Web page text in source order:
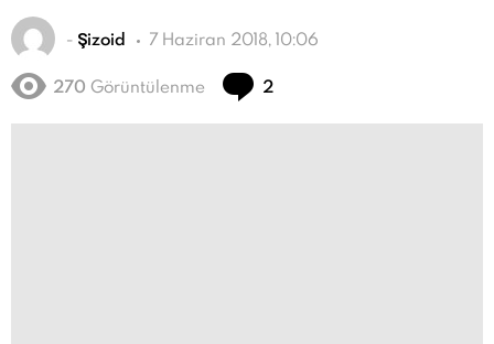
- Şizoid 7 Haziran 2018, 10:06
270 Görüntülenme 2